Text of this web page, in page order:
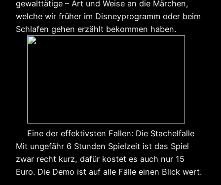
gewalttätige – Art und Weise an die Märchen,
welche wir früher im Disneyprogramm oder beim
Schlafen gehen erzählt bekommen haben.
Eine der effektivsten Fallen: Die Stachelfalle
Mit ungefähr 6 Stunden Spielzeit ist das Spiel
zwar recht kurz, dafür kostet es auch nur 15
Euro. Die Demo ist auf alle Fälle einen Blick wert.